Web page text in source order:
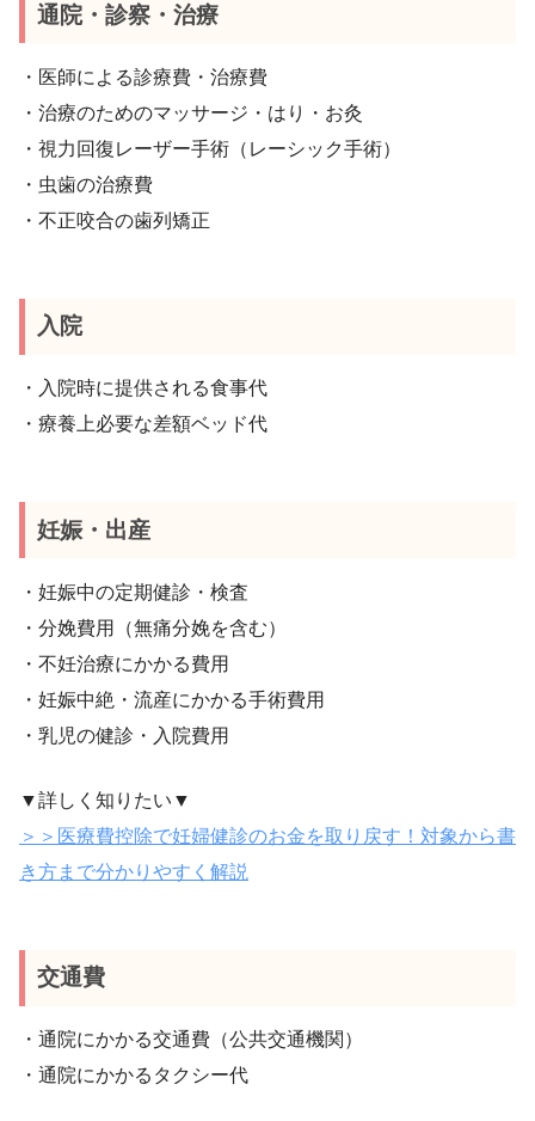
通院・診察・治療
・医師による診療費・治療費
・治療のためのマッサージ・はり・お灸
・視力回復レーザー手術（レーシック手術）
・虫歯の治療費
・不正咬合の歯列矯正
入院
・入院時に提供される食事代
・療養上必要な差額ベッド代
妊娠・出産
・妊娠中の定期健診・検査
・分娩費用（無痛分娩を含む）
・不妊治療にかかる費用
・妊娠中絶・流産にかかる手術費用
・乳児の健診・入院費用
▼詳しく知りたい▼
＞＞医療費控除で妊婦健診のお金を取り戻す！対象から書
き方まで分かりやすく解説
交通費
・通院にかかる交通費（公共交通機関）
・通院にかかるタクシー代